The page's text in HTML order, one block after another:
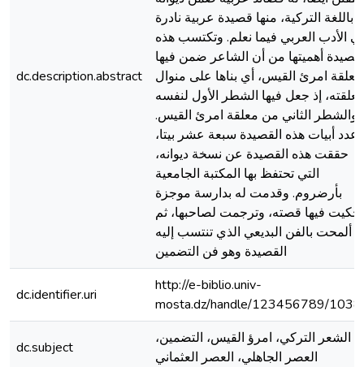
dc.description.abstract
باللغة التركية، منها قصيدة عربية نادرة
الأدب العربي فيما نعلم. وتكتسب هذه
أهميتها من أن الشاعر ضمن فيها
معلقة امرئ القيس، أي بناها على منوال
معلقته، إذ جعل فيها الشطر الأول لنفسه
والشطر الثاني من معلقة امرئ القيس.
عدد أبيات هذه القصيدة سبعة عشر بيتا،
حققت هذه القصيدة عن نسخة ديوانه،
التي تحتفظ بها المكتبة الجامعية
بأرضروم. وقدمت له بدارسة موجزة
حكيت فيها قصته، وترجمت لصاحبها، ثم
ألمحت بالفن البديعي الذي تنتسب إليه
القصيدة وهو فن التضمين
dc.identifier.uri
http://e-biblio.univ-
mosta.dz/handle/123456789/
dc.subject
الشعر التركي، امرؤ القيس، التضمين،
العصر الجاهلي، العصر العثماني